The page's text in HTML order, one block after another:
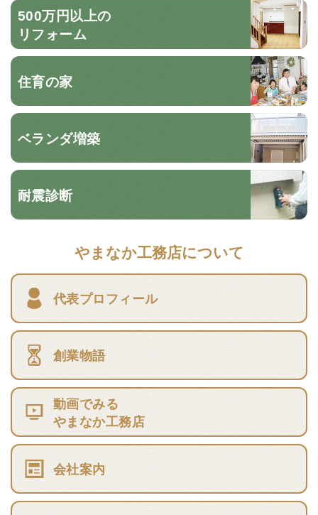
500万円以上の
リフォーム
住育の家
ベランダ増築
耐震診断
やまなか工務店について
代表プロフィール
創業物語
動画でみる
やまなか工務店
会社案内